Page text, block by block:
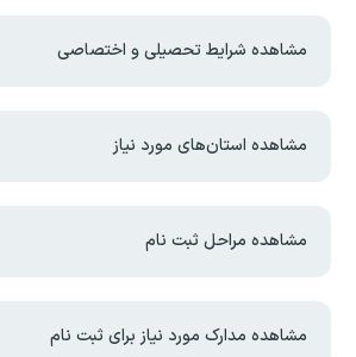
مشاهده شرایط تحصیلی و اختصاصی
مشاهده استان‌های مورد نیاز
مشاهده مراحل ثبت نام
مشاهده مدارک مورد نیاز برای ثبت نام